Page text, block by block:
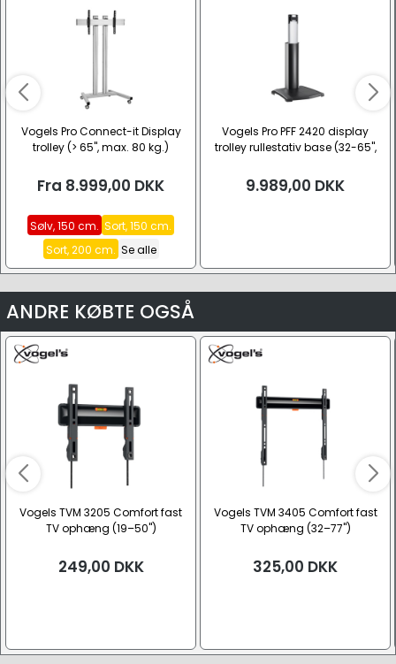
Vogels Pro Connect-it Display
trolley (> 65", max. 80 kg.)
Fra 8.999,00 DKK
Sølv, 150 cm. Sort, 150 cm.
Sort, 200 cm. Se alle
Vogels Pro PFF 2420 display
trolley rullestativ base (32-65",
9.989,00 DKK
ANDRE KØBTE OGSÅ
Vogels TVM 3205 Comfort fast
TV ophæng (19–50")
249,00 DKK
Vogels TVM 3405 Comfort fast
TV ophæng (32–77")
325,00 DKK